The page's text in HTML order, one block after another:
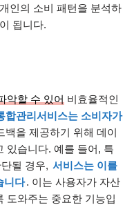
인의 소비 패턴을 분석하
됩니다.
악할 수 있어 비효율적인
합관리서비스는 소비자가
백을 제공하기 위해 데이
있습니다. 예를 들어, 특
될 경우, 서비스는 이를
니다. 이는 사용자가 자산
도와주는 중요한 기능입